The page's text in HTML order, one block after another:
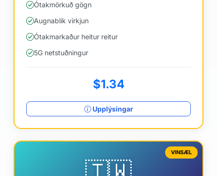
Ótakmörkuð gögn
Augnablik virkjun
Ótakmarkaður heitur reitur
5G netstuðningur
$1.34
Upplýsingar
VINSÆL